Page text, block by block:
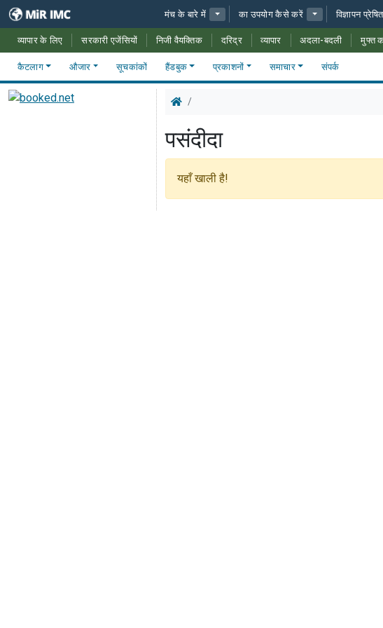
मंच के बारे में का उपयोग कैसे करें विज्ञापन
व्यापार के लिए सरकारी एजेंसियों निजी वैयक्तिक दरिद्र व्यापार अदला-बदली मुफ्त
कैटलाग औजार सूचकांकों हैंडबुक प्रकाशनों समाचार संपर्क
पसंदीदा
यहाँ खाली है!